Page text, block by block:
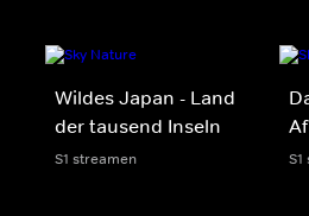
Wildes Japan - Land
der tausend Inseln
S1 streamen